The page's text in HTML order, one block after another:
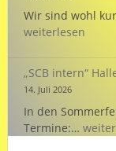
Wir sind wohl
weiterlesen
„SCB intern“
14. Juli 2026
In den
Termine:… „SCB